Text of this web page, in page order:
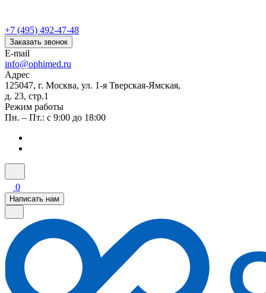
+7 (495) 492-47-48
Заказать звонок
E-mail
info@ophimed.ru
Адрес
125047, г. Москва, ул. 1-я Тверская-Ямская,
д. 23, стр.1
Режим работы
Пн. – Пт.: с 9:00 до 18:00
0
Написать нам